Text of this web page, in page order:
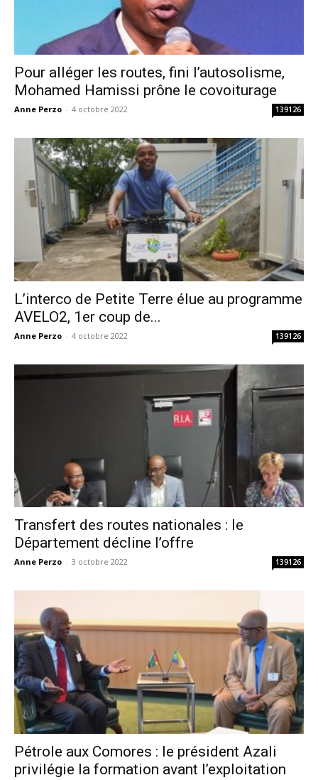
Pour alléger les routes, fini l’autosolisme,
Mohamed Hamissi prône le covoiturage
Anne Perzo - 4 octobre 2022 139126
L’interco de Petite Terre élue au programme
AVELO2, 1er coup de...
Anne Perzo - 4 octobre 2022 139126
Transfert des routes nationales : le
Département décline l’offre
Anne Perzo - 3 octobre 2022 139126
Pétrole aux Comores : le président Azali
privilégie la formation avant l’exploitation